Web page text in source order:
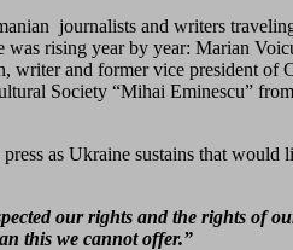
journalists and writers
rising year by year: Marian
and former vice president of
Society “Mihai Eminescu”
as Ukraine sustains that
our rights and the rights of
this we cannot offer.”